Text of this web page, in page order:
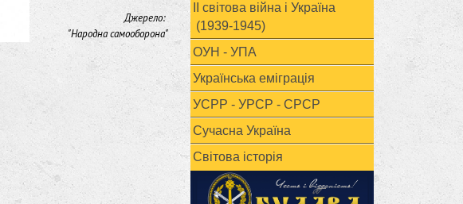
Джерело:
"Народна самооборона"
ІІ світова війна і Україна
(1939-1945)
ОУН - УПА
Українська еміграція
УСРР - УРСР - СРСР
Сучасна Україна
Світова історія